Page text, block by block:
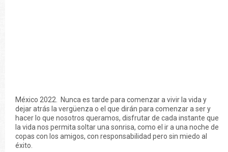
México 2022. Nunca es tarde para comenzar a vivir la vida y
dejar atrás la vergüenza o el que dirán para comenzar a ser y
hacer lo que nosotros queramos, disfrutar de cada instante que
la vida nos permita soltar una sonrisa, como el ir a una noche de
copas con los amigos, con responsabilidad pero sin miedo al
éxito.